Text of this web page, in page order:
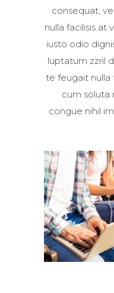
consequat,
nulla facilisis at
iusto odio
luptatum zzril
te feugait nulla
cum soluta
congue nihil